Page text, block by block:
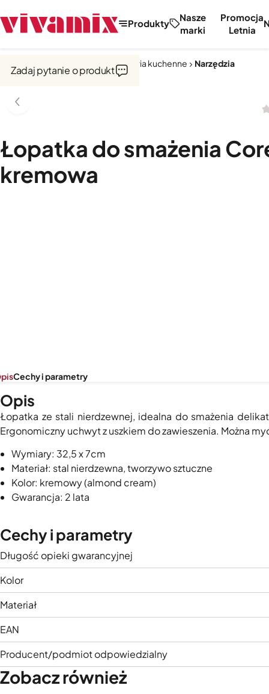
Produkty
Nasze
marki
Promocja
Letnia
Narzędzia i akcesoria kuchenne Narzędzia
Łopatka do smażenia
kremowa
Zadaj pytanie o produkt
Cechy i parametry
Opis
Łopatka ze stali nierdzewnej, idealna do smażenia
Ergonomiczny uchwyt z uszkiem do zawieszenia. Można
Wymiary: 32,5 x 7cm
Materiał: stal nierdzewna, tworzywo sztuczne
Kolor: kremowy (almond cream)
Gwarancja: 2 lata
Cechy i parametry
Długość opieki gwarancyjnej
Kolor
Materiał
EAN
Producent/podmiot odpowiedzialny
Zobacz również